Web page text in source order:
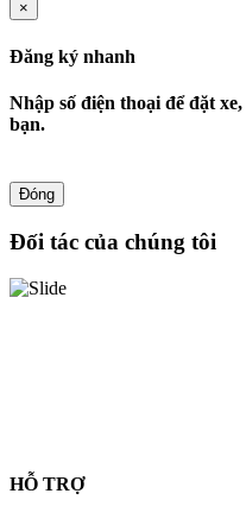
×
Đăng ký nhanh
Nhập số điện thoại để đặt
bạn.
Đóng
Đối tác của chúng tôi
HỖ TRỢ